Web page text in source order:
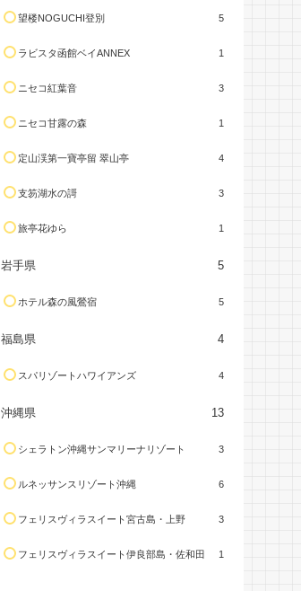
望楼NOGUCHI登別 5
ラビスタ函館ベイANNEX 1
ニセコ紅葉音 3
ニセコ甘露の森 1
定山渓第一寶亭留 翠山亭 4
支笏湖水の謌 3
旅亭花ゆら 1
岩手県 5
ホテル森の風鶯宿 5
福島県 4
スパリゾートハワイアンズ 4
沖縄県 13
シェラトン沖縄サンマリーナリゾート 3
ルネッサンスリゾート沖縄 6
フェリスヴィラスイート宮古島・上野 3
フェリスヴィラスイート伊良部島・佐和田 1